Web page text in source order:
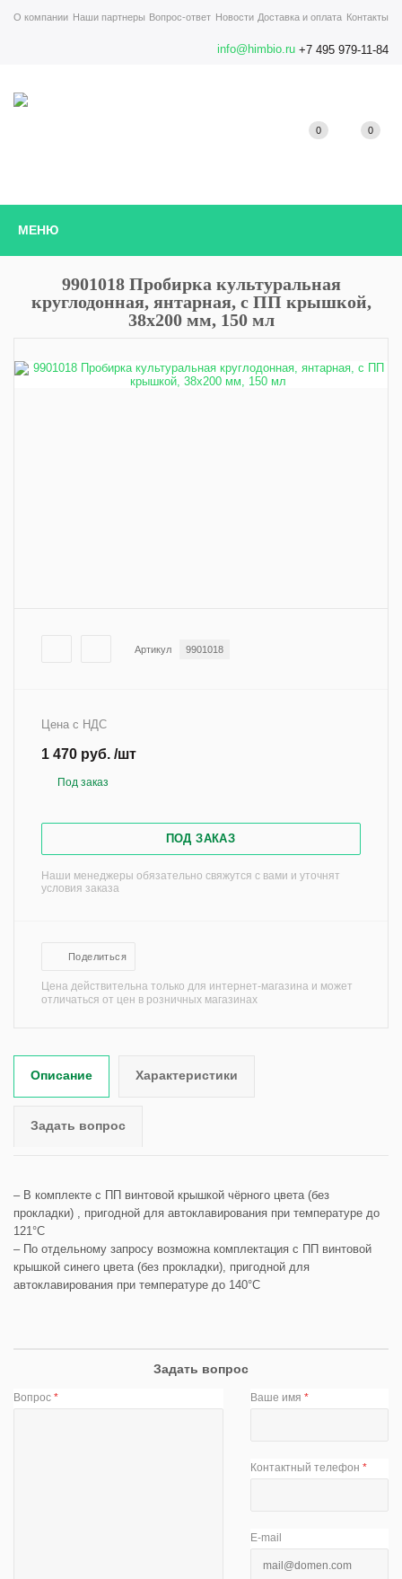
О компании Наши партнеры Вопрос-ответ Новости Доставка и оплата Контакты
info@himbio.ru +7 495 979-11-84
МЕНЮ
0 0
9901018 Пробирка культуральная
круглодонная, янтарная, с ПП крышкой,
38х200 мм, 150 мл
Артикул 9901018
Цена с НДС
1 470 руб. /шт
Под заказ
ПОД ЗАКАЗ
Наши менеджеры обязательно свяжутся с вами и уточнят
условия заказа
Поделиться
Цена действительна только для интернет-магазина и может
отличаться от цен в розничных магазинах
Описание Характеристики
Задать вопрос
– В комплекте с ПП винтовой крышкой чёрного цвета (без
прокладки) , пригодной для автоклавирования при температуре до
121°С
– По отдельному запросу возможна комплектация с ПП винтовой
крышкой синего цвета (без прокладки), пригодной для
автоклавирования при температуре до 140°С
Задать вопрос
Вопрос * Ваше имя*
Контактный телефон*
E-mail